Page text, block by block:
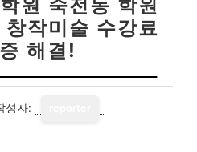
원 죽전동 학원
작미술 수강료
해결!
성자: